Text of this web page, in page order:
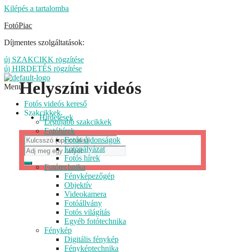
Kilépés a tartalomba
FotóPiac
Díjmentes szolgáltatások:
új SZAKCIKK rögzítése
új HIRDETÉS rögzítése
Menu
Fotós videós kereső
Szakcikkek
Legújabb szakcikkek
Fotóhírek
Fotós újdonságok
Fotópályázat
Fotós hírek
Fotótechnika
Fényképezőgép
Objektív
Videokamera
Fotóállvány
Fotós világítás
Egyéb fotótechnika
Fénykép
Digitális fénykép
Fényképtechnika
Helyszíni videós
Hirdetések